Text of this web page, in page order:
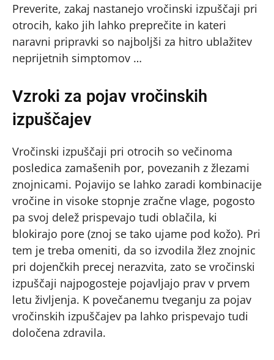
Preverite, zakaj nastanejo vročinski izpuščaji pri
otrocih, kako jih lahko preprečite in kateri
naravni pripravki so najboljši za hitro ublažitev
neprijetnih simptomov …
Vzroki za pojav vročinskih
izpuščajev
Vročinski izpuščaji pri otrocih so večinoma
posledica zamašenih por, povezanih z žlezami
znojnicami. Pojavijo se lahko zaradi kombinacije
vročine in visoke stopnje zračne vlage, pogosto
pa svoj delež prispevajo tudi oblačila, ki
blokirajo pore (znoj se tako ujame pod kožo). Pri
tem je treba omeniti, da so izvodila žlez znojnic
pri dojenčkih precej nerazvita, zato se vročinski
izpuščaji najpogosteje pojavljajo prav v prvem
letu življenja. K povečanemu tveganju za pojav
vročinskih izpuščajev pa lahko prispevajo tudi
določena zdravila.